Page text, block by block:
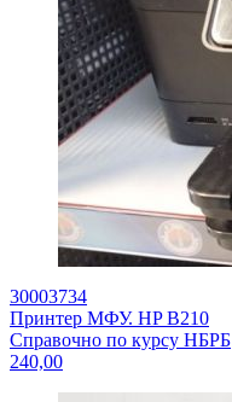
30003734
Принтер МФУ. HP B210
Справочно по курсу НБРБ
240,00